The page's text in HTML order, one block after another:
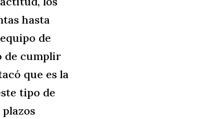
hasta
de
de cumplir
que es la
tipo de